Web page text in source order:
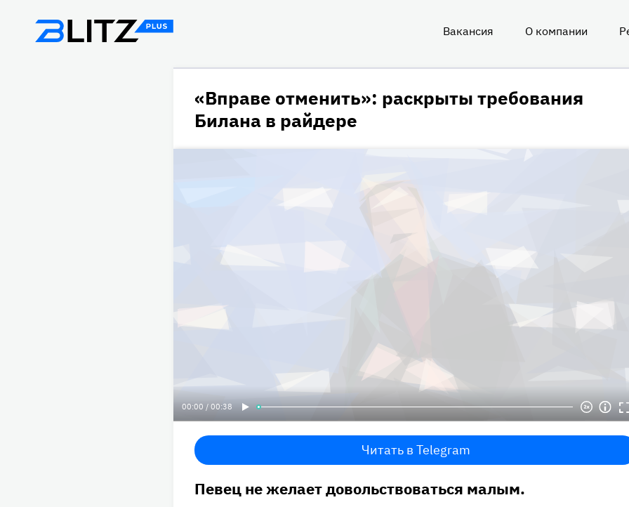
Вакансия О компании
«Вправе отменить»: раскрыты требования
Билана в райдере
00:00 / 00:38
Читать в Telegram
Певец не желает довольствоваться малым.